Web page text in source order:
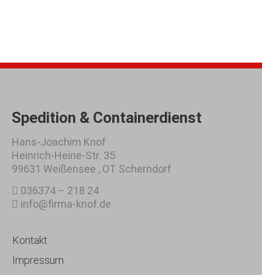
Spedition & Containerdienst
Hans-Joachim Knof
Heinrich-Heine-Str. 35
99631 Weißensee , OT Scherndorf
036374 – 218 24
info@firma-knof.de
Kontakt
Impressum